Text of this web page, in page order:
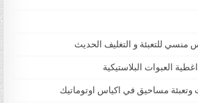
منسي للتعبئة و التغليف الحديث
العبوات البلاستيكية
وتعبئة مساحيق في اكياس اوتوماتيك